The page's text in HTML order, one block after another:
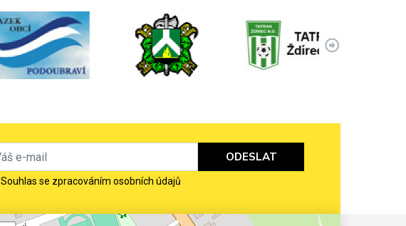
Souhlas se zpracováním osobních údajů
ODESLAT